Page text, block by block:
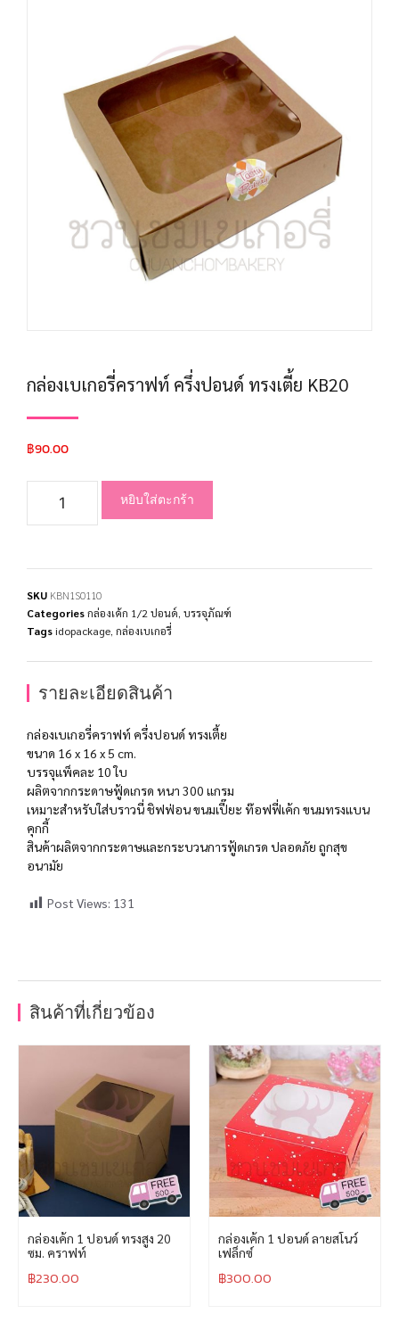
กล่องเบเกอรี่คราฟท์ ครึ่งปอนด์ ทรงเตี้ย KB20
฿90.00
หยิบใส่ตะกร้า
SKU KBN1S0110
Categoriesกล่องเค้ก 1/2 ปอนด์ บรรจุภัณฑ์
Tags idopackage กล่องเบเกอรี่
รายละเอียดสินค้า
กล่องเบเกอรี่คราฟท์ ครึ่งปอนด์ ทรงเตี้ย
ขนาด 16 x 16 x 5 cm.
บรรจุแพ็คละ 10 ใบ
ผลิตจากกระดาษฟู้ดเกรด หนา 300 แกรม
เหมาะสำหรับใส่บราวนี่ ชิฟฟ่อน ขนมเปี๊ยะ ท๊อฟฟี่เค้ก ขนมทรงแบน
คุกกี้
สินค้าผลิตจากกระดาษและกระบวนการฟู้ดเกรด ปลอดภัย ถูกสุข
อนามัย
Post Views: 131
สินค้าที่เกี่ยวข้อง
กล่องเค้ก 1 ปอนด์ ทรงสูง 20
ซม. คราฟท์
฿230.00
กล่องเค้ก 1 ปอนด์ ลายสโนว์
เฟล็กซ์
฿300.00